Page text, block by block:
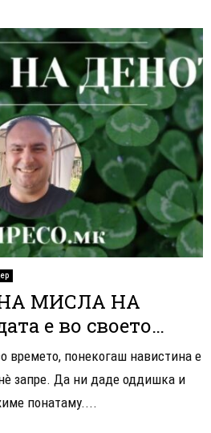
МИСЛА НА
е во своето…
времето, понекогаш навистина е
запре. Да ни даде оддишка и
понатаму....